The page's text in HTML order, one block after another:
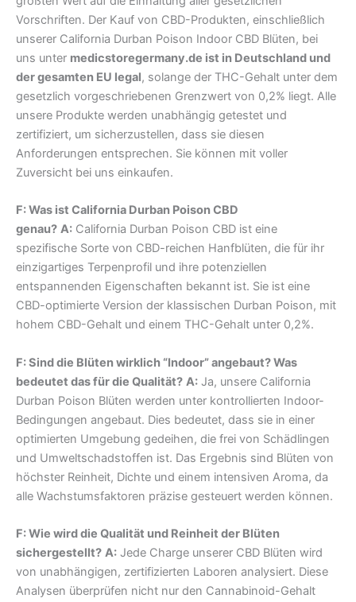
Vorschriften. Der Kauf von CBD-Produkten, einschließlich
unserer California Durban Poison Indoor CBD Blüten, bei
uns unter medicstoregermany.de ist in Deutschland und
der gesamten EU legal, solange der THC-Gehalt unter dem
gesetzlich vorgeschriebenen Grenzwert von 0,2% liegt. Alle
unsere Produkte werden unabhängig getestet und
zertifiziert, um sicherzustellen, dass sie diesen
Anforderungen entsprechen. Sie können mit voller
Zuversicht bei uns einkaufen.
F: Was ist California Durban Poison CBD
genau? A: California Durban Poison CBD ist eine
spezifische Sorte von CBD-reichen Hanfblüten, die für ihr
einzigartiges Terpenprofil und ihre potenziellen
entspannenden Eigenschaften bekannt ist. Sie ist eine
CBD-optimierte Version der klassischen Durban Poison, mit
hohem CBD-Gehalt und einem THC-Gehalt unter 0,2%.
F: Sind die Blüten wirklich “Indoor” angebaut? Was
bedeutet das für die Qualität? A: Ja, unsere California
Durban Poison Blüten werden unter kontrollierten Indoor-
Bedingungen angebaut. Dies bedeutet, dass sie in einer
optimierten Umgebung gedeihen, die frei von Schädlingen
und Umweltschadstoffen ist. Das Ergebnis sind Blüten von
höchster Reinheit, Dichte und einem intensiven Aroma, da
alle Wachstumsfaktoren präzise gesteuert werden können.
F: Wie wird die Qualität und Reinheit der Blüten
sichergestellt? A: Jede Charge unserer CBD Blüten wird
von unabhängigen, zertifizierten Laboren analysiert. Diese
Analysen überprüfen nicht nur den Cannabinoid-Gehalt